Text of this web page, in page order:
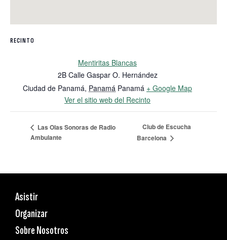
RECINTO
Mentiritas Blancas
2B Calle Gaspar O. Hernández
Ciudad de Panamá, Panamá Panamá + Google Map
Ver el sitio web del Recinto
Las Olas Sonoras de Radio
Ambulante
Club de Escucha
Barcelona
Asistir
Organizar
Sobre Nosotros